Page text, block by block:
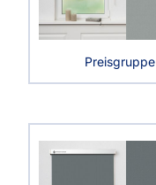
Preisgruppe